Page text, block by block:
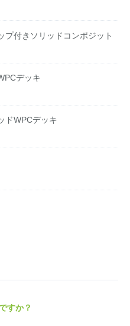
プ付きソリッドコンポジット
デッキ
ドWPCデッキ
すか？